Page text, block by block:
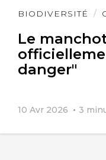
BIODIVERSITÉ
Le
danger"
10 Avr 2026 3
Lire